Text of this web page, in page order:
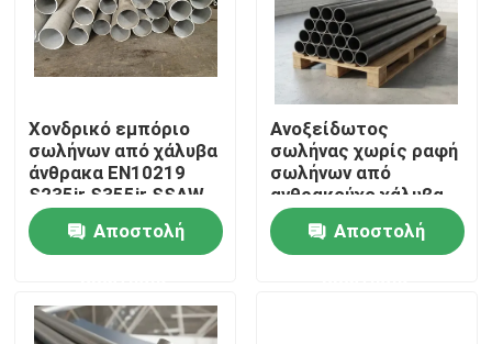
Σπίτι
Προϊόντα
Σχετικά με εμάς
Χονδρικό εμπόριο
σωλήνων από χάλυβα
άνθρακα EN10219
S235jr S355jr SSAW
Αποστολή
Ανοξείδωτος
σωλήνας χωρίς ραφή
σωλήνων από
ανθρακούχο χάλυβα
Εργοστάσιο Κίνας
Αποστολή